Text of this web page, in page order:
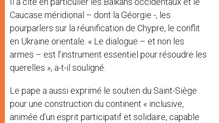
Caucase méridional – dont la Géorgie -, les
pourparlers sur la réunification de Chypre, le conflit
en Ukraine orientale. « Le dialogue – et non les
armes – est l’instrument essentiel pour résoudre les
querelles », a-t-il souligné.
Le pape a aussi exprimé le soutien du Saint-Siège
pour une construction du continent « inclusive,
animée d’un esprit participatif et solidaire, capable